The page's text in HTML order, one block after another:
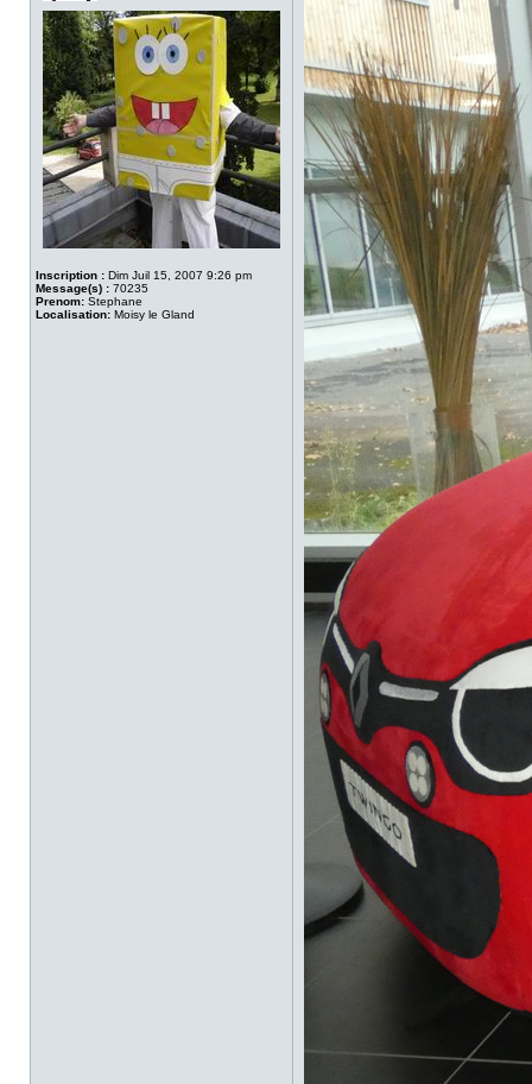
Inscription : Dim Juil 15, 2007 9:26 pm
Message(s) : 70235
Prenom: Stephane
Localisation: Moisy le Gland